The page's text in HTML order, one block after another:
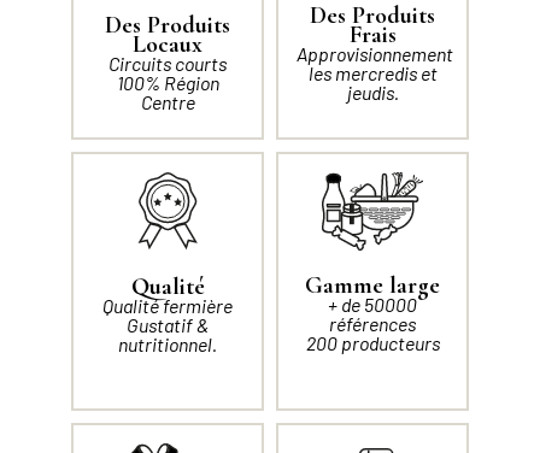
Des Produits
Locaux
Circuits courts
100% Région
Centre
Des Produits
Frais
Approvisionnement
les mercredis et
jeudis.
Qualité
Qualité fermière
Gustatif &
nutritionnel.
Gamme large
+ de 50000
références
200 producteurs